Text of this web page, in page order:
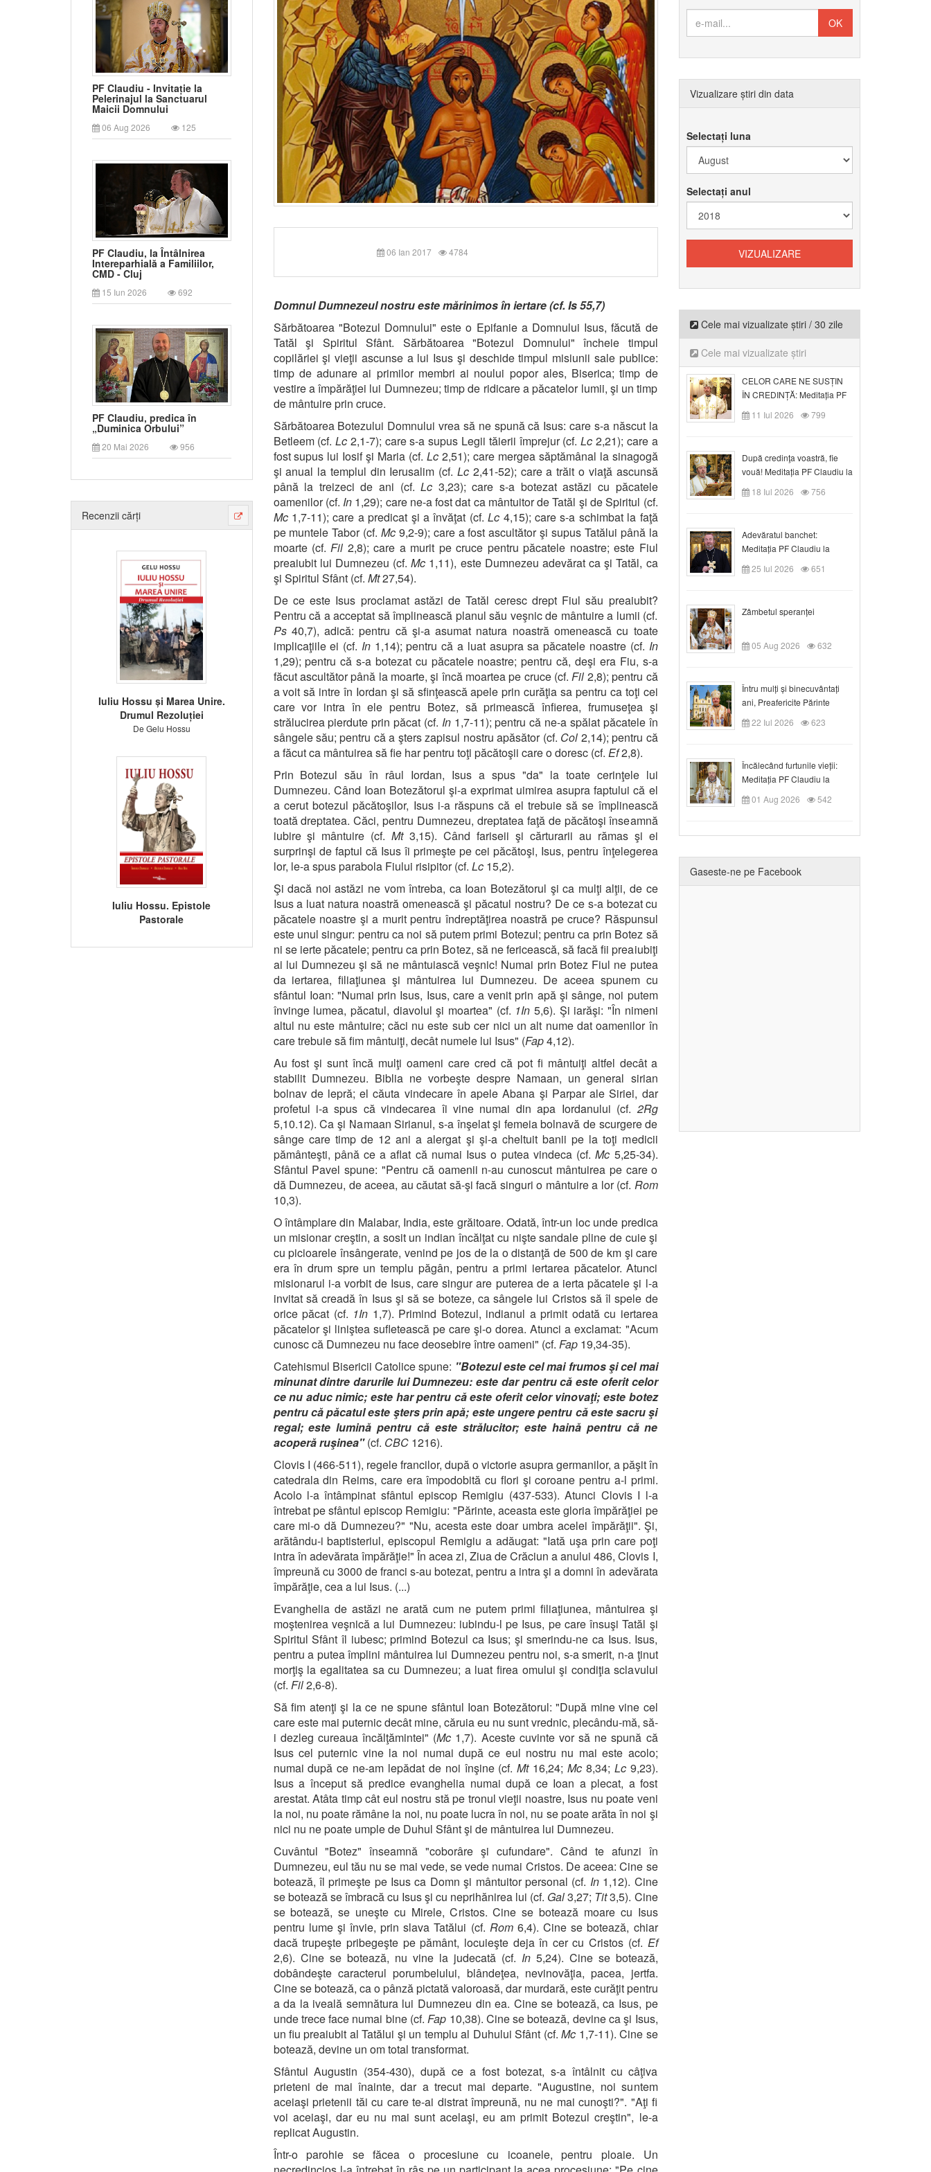
PF Claudiu - Invitație la
Pelerinajul la Sanctuarul
Maicii Domnului
06 Aug 2026 125
PF Claudiu, la Întâlnirea
Intereparhială a Familiilor,
CMD - Cluj
15 Iun 2026 692
PF Claudiu, predica în
„Duminica Orbului”
20 Mai 2026 956
Recenzii cărți
Iuliu Hossu și Marea Unire.
Drumul Rezoluției
De Gelu Hossu
Iuliu Hossu. Epistole
Pastorale
06 Ian 2017 4784
Domnul Dumnezeul nostru este mărinimos în iertare (cf. Is 55,7)
Sărbătoarea "Botezul Domnului" este o Epifanie a Domnului Isus, făcută de
Tatăl şi Spiritul Sfânt. Sărbătoarea "Botezul Domnului" încheie timpul
copilăriei şi vieţii ascunse a lui Isus şi deschide timpul misiunii sale publice:
timp de adunare ai primilor membri ai noului popor ales, Biserica; timp de
vestire a împărăţiei lui Dumnezeu; timp de ridicare a păcatelor lumii, şi un timp
de mântuire prin cruce.
Sărbătoarea Botezului Domnului vrea să ne spună că Isus: care s-a născut la
Betleem (cf.Lc 2,1-7); care s-a supus Legii tăierii împrejur (cf.Lc 2,21); care a
fost supus lui Iosif şi Maria (cf. Lc2,51); care mergea săptămânal la sinagogă
şi anual la templul din Ierusalim (cf. Lc 2,41-52); care a trăit o viaţă ascunsă
până la treizeci de ani (cf.Lc 3,23); care s-a botezat astăzi cu păcatele
oamenilor (cf. In 1,29); care ne-a fost dat ca mântuitor de Tatăl şi de Spiritul (cf.
Mc1,7-11); care a predicat şi a învăţat (cf.Lc 4,15); care s-a schimbat la faţă
pe muntele Tabor (cf. Mc9,2-9); care a fost ascultător şi supus Tatălui până la
moarte (cf.Fil 2,8); care a murit pe cruce pentru păcatele noastre; este Fiul
preaiubit lui Dumnezeu (cf.Mc 1,11), este Dumnezeu adevărat ca şi Tatăl, ca
şi Spiritul Sfânt (cf. Mt27,54).
De ce este Isus proclamat astăzi de Tatăl ceresc drept Fiul său preaiubit?
Pentru că a acceptat să împlinească planul său veşnic de mântuire a lumii (cf.
Ps40,7), adică: pentru că şi-a asumat natura noastră omenească cu toate
implicaţiile ei (cf. In1,14); pentru că a luat asupra sa păcatele noastre (cf. In
1,29); pentru că s-a botezat cu păcatele noastre; pentru că, deşi era Fiu, s-a
făcut ascultător până la moarte, şi încă moartea pe cruce (cf.Fil 2,8); pentru că
a voit să intre în Iordan şi să sfinţească apele prin curăţia sa pentru ca toţi cei
care vor intra în ele pentru Botez, să primească înfierea, frumuseţea şi
strălucirea pierdute prin păcat (cf. In1,7-11); pentru că ne-a spălat păcatele în
sângele său; pentru că a şters zapisul nostru apăsător (cf. Col 2,14); pentru că
a făcut ca mântuirea să fie har pentru toţi păcătoşii care o doresc (cf. Ef2,8).
Prin Botezul său în râul Iordan, Isus a spus "da" la toate cerinţele lui
Dumnezeu. Când Ioan Botezătorul şi-a exprimat uimirea asupra faptului că el
a cerut botezul păcătoşilor, Isus i-a răspuns că el trebuie să se împlinească
toată dreptatea. Căci, pentru Dumnezeu, dreptatea faţă de păcătoşi înseamnă
iubire şi mântuire (cf.Mt3,15). Când fariseii şi cărturarii au rămas şi ei
surprinşi de faptul că Isus îi primeşte pe cei păcătoşi, Isus, pentru înţelegerea
lor, le-a spus parabola Fiului risipitor (cf. Lc15,2).
Şi dacă noi astăzi ne vom întreba, ca Ioan Botezătorul şi ca mulţi alţii, de ce
Isus a luat natura noastră omenească şi păcatul nostru? De ce s-a botezat cu
păcatele noastre şi a murit pentru îndreptăţirea noastră pe cruce? Răspunsul
este unul singur: pentru ca noi să putem primi Botezul; pentru ca prin Botez să
ni se ierte păcatele; pentru ca prin Botez, să ne fericească, să facă fii preaiubiţi
ai lui Dumnezeu şi să ne mântuiască veşnic! Numai prin Botez Fiul ne putea
da iertarea, filiaţiunea şi mântuirea lui Dumnezeu. De aceea spunem cu
sfântul Ioan: "Numai prin Isus, Isus, care a venit prin apă şi sânge, noi putem
învinge lumea, păcatul, diavolul şi moartea" (cf. 1In 5,6). Şi iarăşi: "În nimeni
altul nu este mântuire; căci nu este sub cer nici un alt nume dat oamenilor în
care trebuie să fim mântuiţi, decât numele lui Isus" (Fap4,12).
Au fost şi sunt încă mulţi oameni care cred că pot fi mântuiţi altfel decât a
stabilit Dumnezeu. Biblia ne vorbeşte despre Namaan, un general sirian
bolnav de lepră; el căuta vindecare în apele Abana şi Parpar ale Siriei, dar
profetul i-a spus că vindecarea îi vine numai din apa Iordanului (cf. 2Rg
5,10.12). Ca şi Namaan Sirianul, s-a înşelat şi femeia bolnavă de scurgere de
sânge care timp de 12 ani a alergat şi şi-a cheltuit banii pe la toţi medicii
pământeşti, până ce a aflat că numai Isus o putea vindeca (cf.Mc 5,25-34).
Sfântul Pavel spune: "Pentru că oamenii n-au cunoscut mântuirea pe care o
dă Dumnezeu, de aceea, au căutat să-şi facă singuri o mântuire a lor (cf. Rom
10,3).
O întâmplare din Malabar, India, este grăitoare. Odată, într-un loc unde predica
un misionar creştin, a sosit un indian încălţat cu nişte sandale pline de cuie şi
cu picioarele însângerate, venind pe jos de la o distanţă de 500 de km şi care
era în drum spre un templu păgân, pentru a primi iertarea păcatelor. Atunci
misionarul i-a vorbit de Isus, care singur are puterea de a ierta păcatele şi l-a
invitat să creadă în Isus şi să se boteze, ca sângele lui Cristos să îl spele de
orice păcat (cf. 1In 1,7). Primind Botezul, indianul a primit odată cu iertarea
păcatelor şi liniştea sufletească pe care şi-o dorea. Atunci a exclamat: "Acum
cunosc că Dumnezeu nu face deosebire între oameni" (cf. Fap19,34-35).
Catehismul Bisericii Catolice spune: "Botezul este cel mai frumos şi cel mai
minunat dintre darurile lui Dumnezeu: este dar pentru că este oferit celor
ce nu aduc nimic; este har pentru că este oferit celor vinovaţi; este botez
pentru că păcatul este şters prin apă; este ungere pentru că este sacru şi
regal; este lumină pentru că este strălucitor; este haină pentru că ne
acoperă ruşinea"(cf. CBC1216).
Clovis I (466-511), regele francilor, după o victorie asupra germanilor, a păşit în
catedrala din Reims, care era împodobită cu flori şi coroane pentru a-l primi.
Acolo l-a întâmpinat sfântul episcop Remigiu (437-533). Atunci Clovis I l-a
întrebat pe sfântul episcop Remigiu: "Părinte, aceasta este gloria împărăţiei pe
care mi-o dă Dumnezeu?" "Nu, acesta este doar umbra acelei împărăţii". Şi,
arătându-i baptisteriul, episcopul Remigiu a adăugat: "Iată uşa prin care poţi
intra în adevărata împărăţie!" În acea zi, Ziua de Crăciun a anului 486, Clovis I,
împreună cu 3000 de franci s-au botezat, pentru a intra şi a domni în adevărata
împărăţie, cea a lui Isus. (...)
Evanghelia de astăzi ne arată cum ne putem primi filiaţiunea, mântuirea şi
moştenirea veşnică a lui Dumnezeu: iubindu-l pe Isus, pe care însuşi Tatăl şi
Spiritul Sfânt îl iubesc; primind Botezul ca Isus; şi smerindu-ne ca Isus. Isus,
pentru a putea împlini mântuirea lui Dumnezeu pentru noi, s-a smerit, n-a ţinut
morţiş la egalitatea sa cu Dumnezeu; a luat firea omului şi condiţia sclavului
(cf. Fil2,6-8).
Să fim atenţi şi la ce ne spune sfântul Ioan Botezătorul: "După mine vine cel
care este mai puternic decât mine, căruia eu nu sunt vrednic, plecându-mă, să-
i dezleg cureaua încălţămintei" (Mc 1,7). Aceste cuvinte vor să ne spună că
Isus cel puternic vine la noi numai după ce eul nostru nu mai este acolo;
numai după ce ne-am lepădat de noi înşine (cf.Mt16,24; Mc8,34; Lc9,23).
Isus a început să predice evanghelia numai după ce Ioan a plecat, a fost
arestat. Atâta timp cât eul nostru stă pe tronul vieţii noastre, Isus nu poate veni
la noi, nu poate rămâne la noi, nu poate lucra în noi, nu se poate arăta în noi şi
nici nu ne poate umple de Duhul Sfânt şi de mântuirea lui Dumnezeu.
Cuvântul "Botez" înseamnă "coborâre şi cufundare". Când te afunzi în
Dumnezeu, eul tău nu se mai vede, se vede numai Cristos. De aceea: Cine se
botează, îl primeşte pe Isus ca Domn şi mântuitor personal (cf. In1,12). Cine
se botează se îmbracă cu Isus şi cu neprihănirea lui (cf. Gal3,27; Tit3,5). Cine
se botează, se uneşte cu Mirele, Cristos. Cine se botează moare cu Isus
pentru lume şi învie, prin slava Tatălui (cf. Rom6,4). Cine se botează, chiar
dacă trupeşte pribegeşte pe pământ, locuieşte deja în cer cu Cristos (cf. Ef
2,6). Cine se botează, nu vine la judecată (cf. In5,24). Cine se botează,
dobândeşte caracterul porumbelului, blândeţea, nevinovăţia, pacea, jertfa.
Cine se botează, ca o pânză pictată valoroasă, dar murdară, este curăţit pentru
a da la iveală semnătura lui Dumnezeu din ea. Cine se botează, ca Isus, pe
unde trece face numai bine (cf.Fap 10,38). Cine se botează, devine ca şi Isus,
un fiu preaiubit al Tatălui şi un templu al Duhului Sfânt (cf.Mc 1,7-11). Cine se
botează, devine un om total transformat.
Sfântul Augustin (354-430), după ce a fost botezat, s-a întâlnit cu câţiva
prieteni de mai înainte, dar a trecut mai departe. "Augustine, noi suntem
aceiaşi prietenii tăi cu care te-ai distrat împreună, nu ne mai cunoşti?". "Aţi fi
voi aceiaşi, dar eu nu mai sunt acelaşi, eu am primit Botezul creştin", le-a
replicat Augustin.
Într-o parohie se făcea o procesiune cu icoanele, pentru ploaie. Un
Vizualizare știri din data
Selectați luna
Selectați anul
Cele mai vizualizate știri / 30 zile
Cele mai vizualizate știri
CELOR CARE NE SUSȚIN
ÎN CREDINȚĂ: Meditația PF
Claudiu la Duminica a VI-a
după Rusalii
11 Iul 2026 799
După credinţa voastră, fie
vouă! Meditația PF Claudiu la
duminica a VII-a după Rusalii
18 Iul 2026 756
Adevăratul banchet:
Meditația PF Claudiu la
Duminica a VIII-a după
Rusalii
25 Iul 2026 651
Zâmbetul speranței
05 Aug 2026 632
Întru mulți și binecuvântați
ani, Preafericite Părinte
Claudiu!
22 Iul 2026 623
Încălecând furtunile vieții:
Meditația PF Claudiu la
Duminica a IX-a după Rusalii
01 Aug 2026 542
Gaseste-ne pe Facebook